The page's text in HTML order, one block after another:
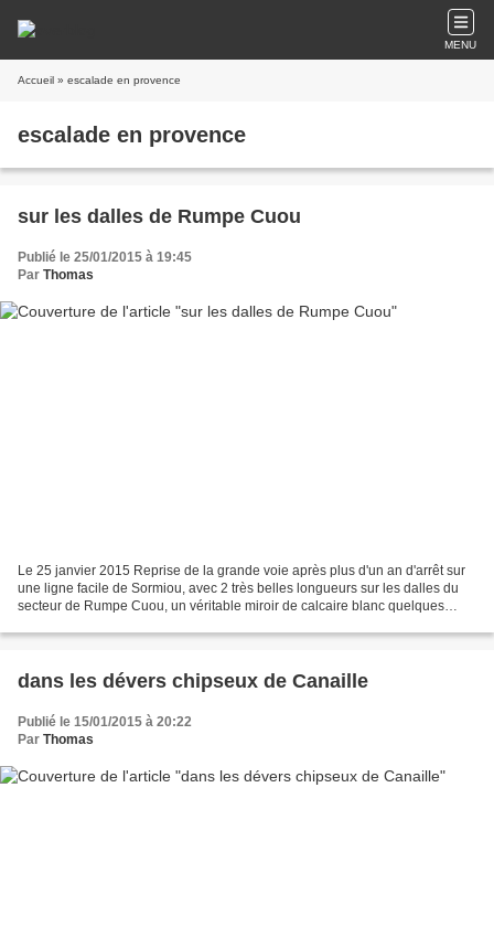
MENU
Accueil » escalade en provence
escalade en provence
sur les dalles de Rumpe Cuou
Publié le 25/01/2015 à 19:45
Par Thomas
Le 25 janvier 2015 Reprise de la grande voie après plus d'un an d'arrêt sur
une ligne facile de Sormiou, avec 2 très belles longueurs sur les dalles du
secteur de Rumpe Cuou, un véritable miroir de calcaire blanc quelques
dans les dévers chipseux de Canaille
Publié le 15/01/2015 à 20:22
Par Thomas